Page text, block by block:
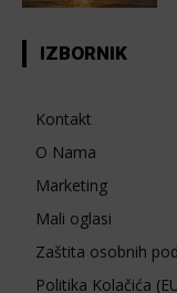
IZBORNIK
Kontakt
O Nama
Marketing
Mali oglasi
Zaštita osobnih
Politika Kolačića